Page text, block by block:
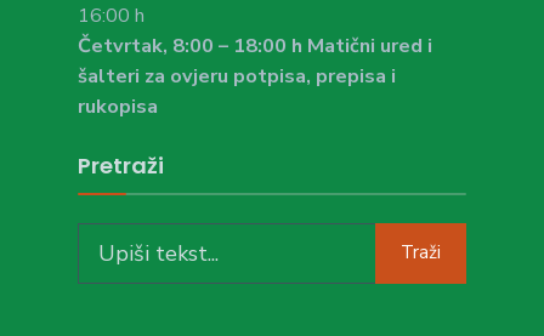
16:00 h
Četvrtak, 8:00 – 18:00 h Matični ured i
šalteri za ovjeru potpisa, prepisa i
rukopisa
Pretraži
for:
Traži